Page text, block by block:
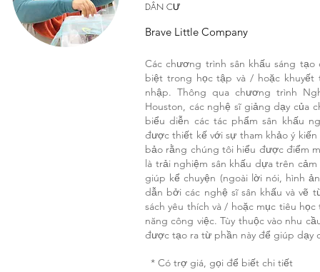
DÂN CƯ
Brave Little Company
Các chương trình sân khấu sáng
biệt trong học tập và / hoặc
nhập. Thông qua chương trình
Houston, các nghệ sĩ giảng dạy của
biểu diễn các tác phẩm sân khấu
được thiết kế với sự tham khảo ý
bảo rằng chúng tôi hiểu được điểm
là trải nghiệm sân khấu dựa trên
giúp kể chuyện (ngoài lời nói, hình
dẫn bởi các nghệ sĩ sân khấu và vẽ
sách yêu thích và / hoặc mục tiêu
năng công việc. Tùy thuộc vào nhu
được tạo ra từ phần này để giúp dạy
* Có trợ giá, gọi để biết chi tiết